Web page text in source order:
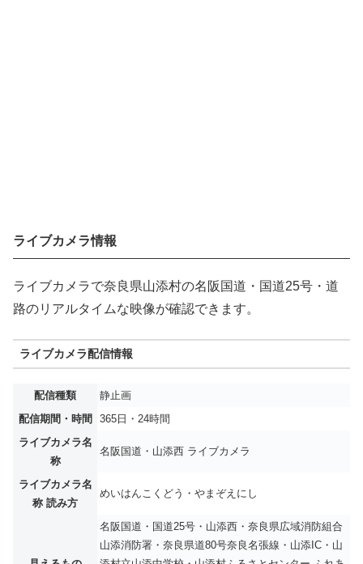
ライブカメラ情報
ライブカメラで奈良県山添村の名阪国道・国道25号・道
路のリアルタイムな映像が確認できます。
ライブカメラ配信情報
配信種類
静止画
配信期間・時間
365日・24時間
ライブカメラ名
称
名阪国道・山添西 ライブカメラ
ライブカメラ名
称 読み方
めいはんこくどう・やまぞえにし
名阪国道・国道25号・山添西・奈良県広域消防組合
山添消防署・奈良県道80号奈良名張線・山添IC・山